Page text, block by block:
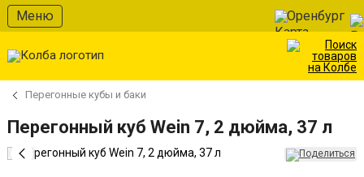
Меню Оренбург
Перегонные кубы и баки
Перегонный куб Wein 7, 2 дюйма, 37 л